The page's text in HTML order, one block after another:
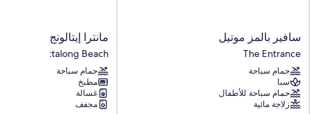
سافير
موتيل
The
Entrance
سافير بالمز موتيل
The Entrance
حمام سباحة
سبا
حمام سباحة للأطفال
زلاجة مائية
مانترا
إيتالونج
بيتش
Ettalong
Beach
مانترا إيتالونج بيتش
Ettalong Beach
حمام سباحة
مطبخ
غسالة
مجفف